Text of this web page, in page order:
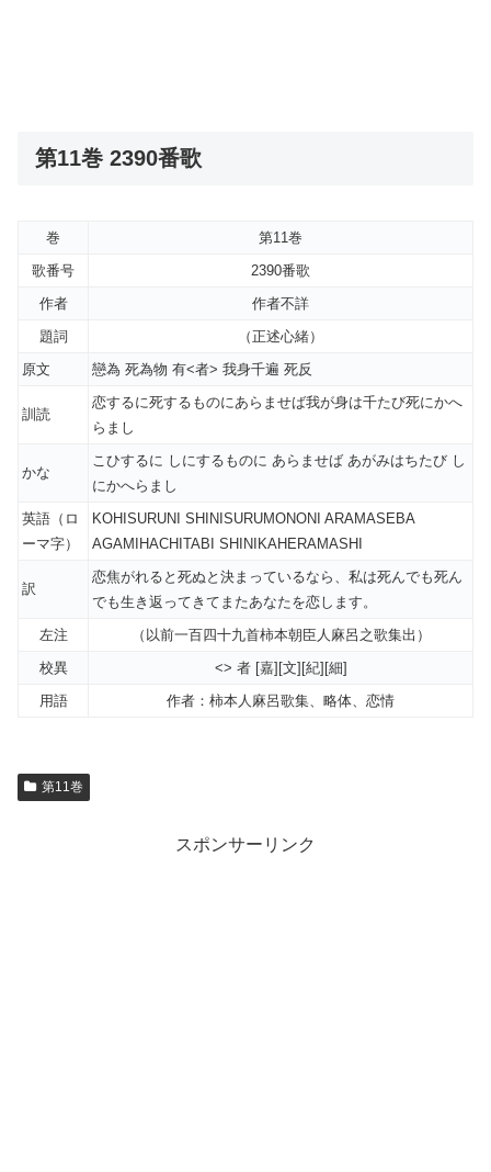
第11巻 2390番歌
巻
第11巻
歌番号
2390番歌
作者
作者不詳
題詞
（正述心緒）
原文
戀為 死為物 有<者> 我身千遍 死反
訓読
恋するに死するものにあらませば我が身は千たび死にかへ
らまし
かな
こひするに しにするものに あらませば あがみはちたび し
にかへらまし
英語（ロ
ーマ字）
KOHISURUNI SHINISURUMONONI ARAMASEBA
AGAMIHACHITABI SHINIKAHERAMASHI
訳
恋焦がれると死ぬと決まっているなら、私は死んでも死ん
でも生き返ってきてまたあなたを恋します。
左注
（以前一百四十九首柿本朝臣人麻呂之歌集出）
校異
<> 者 [嘉][文][紀][細]
用語
作者：柿本人麻呂歌集、略体、恋情
第11巻
スポンサーリンク